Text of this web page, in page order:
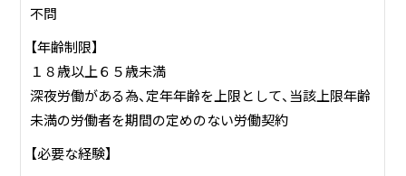
不問
【年齢制限】
１８歳以上６５歳未満
深夜労働がある為、定年年齢を上限として、当該上限年齢
未満の労働者を期間の定めのない労働契約
【必要な経験】